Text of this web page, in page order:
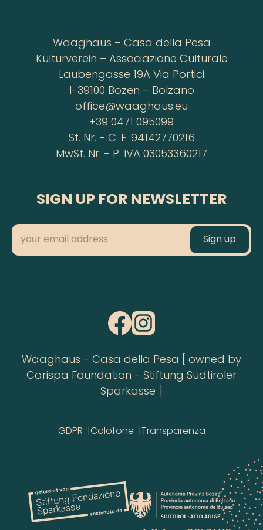
Waaghaus – Casa della Pesa
Kulturverein – Associazione Culturale
Laubengasse 19A Via Portici
I-39100 Bozen – Bolzano
office@waaghaus.eu
+39 0471 095099
St. Nr. - C. F. 94142770216
MwSt. Nr. - P. IVA 03053360217
SIGN UP FOR NEWSLETTER
Waaghaus - Casa della Pesa [ owned by
Carispa Foundation - Stiftung Südtiroler
Sparkasse ]
GDPR Colofone Transparenza